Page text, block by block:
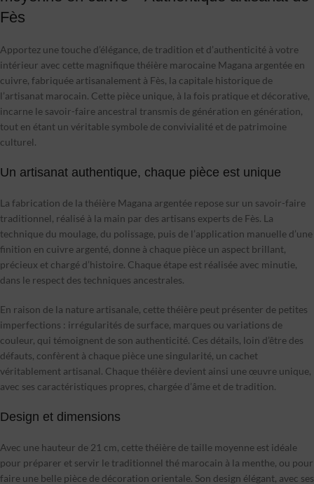
Fès
Apportez une touche d’élégance, de tradition et d’authenticité à votre
intérieur avec cette magnifique théière marocaine Magana argentée en
cuivre, fabriquée artisanalement à Fès, la capitale historique de
l’artisanat marocain. Cette pièce unique, à la fois pratique et décorative,
incarne le savoir-faire ancestral transmis de génération en génération,
tout en étant un véritable symbole de convivialité et de patrimoine
culturel.
Un artisanat authentique, chaque pièce est unique
La fabrication de la théière Magana argentée repose sur un savoir-faire
traditionnel, réalisé à la main par des artisans experts de Fès. La
technique du moulage, du polissage, puis de l’application manuelle d’une
finition en cuivre argenté, donne à chaque pièce un aspect brillant,
précieux et chargé d’histoire. Chaque étape est réalisée avec minutie,
dans le respect des techniques ancestrales.
En raison de la nature artisanale, cette théière peut présenter de petites
imperfections : irrégularités de surface, marques ou variations de
couleur, qui témoignent de son authenticité. Ces détails, loin d’être des
défauts, confèrent à chaque pièce une singularité, un cachet
véritablement artisanal. Chaque théière devient ainsi une œuvre unique,
avec ses caractéristiques propres, chargée d’âme et de tradition.
Design et dimensions
Avec une hauteur de 21 cm, cette théière de taille moyenne est idéale
pour préparer et servir le traditionnel thé marocain à la menthe, ou pour
faire une belle pièce de décoration orientale. Son design élégant, avec ses